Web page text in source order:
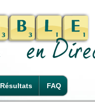
Résultats FAQ